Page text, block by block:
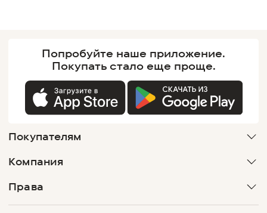
Попробуйте наше приложение.
Покупатьстало еще проще.
Покупателям
Компания
Права